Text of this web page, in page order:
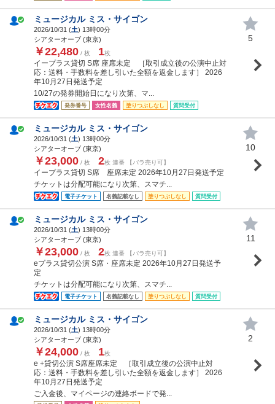
ミュージカル ミス・サイゴン
2026/10/31 (土) 13時00分
シアターオーブ (東京)
￥22,480 / 枚 1枚
イープラス貸切 S席 座席未定 ［取引成立後の公演中止対
応：送料・手数料を差し引いた全額を返金します］ 2026
年10月27日発送予定
10/27の発券開始日になり次第、マ...
発券番号 女性名義 塗りつぶしなし 質問受付
5
ミュージカル ミス・サイゴン
2026/10/31 (土) 13時00分
シアターオーブ (東京)
￥23,000 / 枚 2枚 連番 【バラ売り可】
イープラス貸切 S席 座席未定 2026年10月27日発送予定
チケットは分配可能になり次第、スマチ...
電子チケット 名義記載なし 塗りつぶしなし 質問受付
10
ミュージカル ミス・サイゴン
2026/10/31 (土) 13時00分
シアターオーブ (東京)
￥23,000 / 枚 2枚 連番 【バラ売り可】
eプラス貸切公演 S席・座席未定 2026年10月27日発送予
定
チケットは分配可能になり次第、スマチ...
電子チケット 名義記載なし 塗りつぶしなし 質問受付
11
ミュージカル ミス・サイゴン
2026/10/31 (土) 13時00分
シアターオーブ (東京)
￥24,000 / 枚 1枚
e +貸切公演 S席座席未定 ［取引成立後の公演中止対
応：送料・手数料を差し引いた全額を返金します］ 2026
年10月27日発送予定
ご入金後、マイページの連絡ボードで発...
2